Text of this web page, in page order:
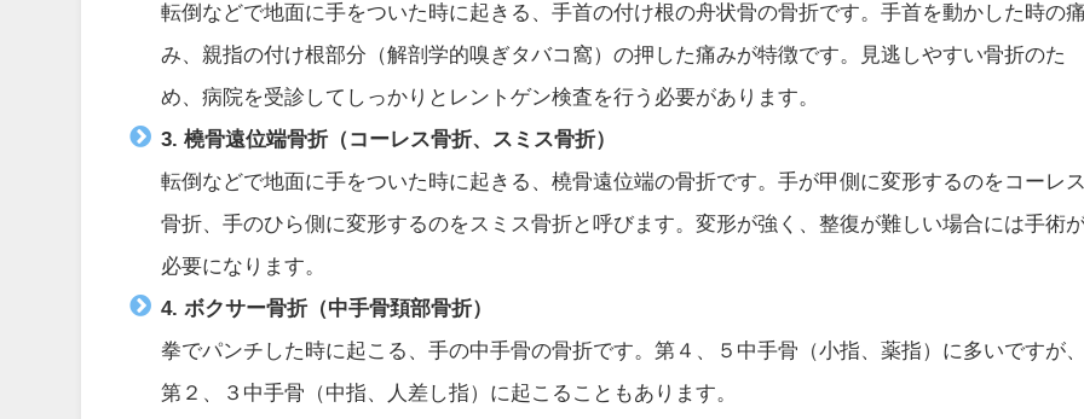
転倒などで地面に手をついた時に起きる、手首の付け根の舟状骨の骨折です。手首を動かした時の痛
み、親指の付け根部分（解剖学的嗅ぎタバコ窩）の押した痛みが特徴です。見逃しやすい骨折のた
め、病院を受診してしっかりとレントゲン検査を行う必要があります。
3. 橈骨遠位端骨折（コーレス骨折、スミス骨折）
転倒などで地面に手をついた時に起きる、橈骨遠位端の骨折です。手が甲側に変形するのをコーレス
骨折、手のひら側に変形するのをスミス骨折と呼びます。変形が強く、整復が難しい場合には手術
必要になります。
4. ボクサー骨折（中手骨頚部骨折）
拳でパンチした時に起こる、手の中手骨の骨折です。第４、５中手骨（小指、薬指）に多いですが、
第２、３中手骨（中指、人差し指）に起こることもあります。